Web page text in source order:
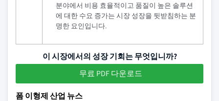
분야에서 비용 효율적이고 품질이 높은 솔루션
에 대한 수요 증가는 시장 성장을 뒷받침하는 분
명한 요인입니다.
이 시장에서의 성장 기회는 무엇입니까?
무료 PDF 다운로드
폼 이형제 산업 뉴스